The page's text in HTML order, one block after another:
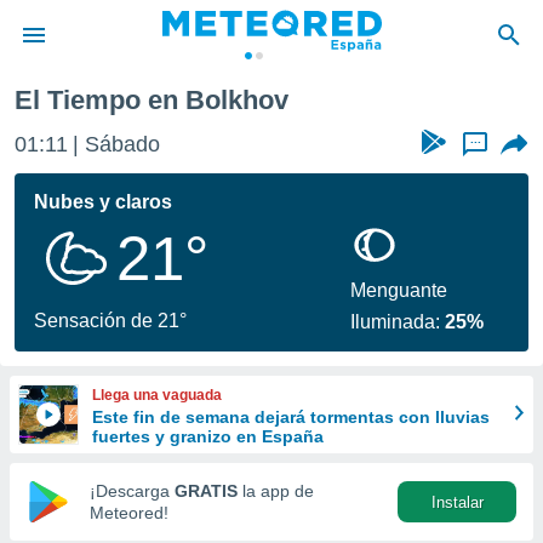
de
por
se
calidad.
a este
las
y
forma
digital
basada
El Tiempo en Bolkhov
01:11 Sábado ...
Nubes y claros
21°
Sensación de 21°
Menguante
Iluminada:25%
Llega una vaguada
Este fin de semana dejará tormentas con lluvias
fuertes y granizo en España
¡Descarga GRATIS la app de
Meteored!
Instalar